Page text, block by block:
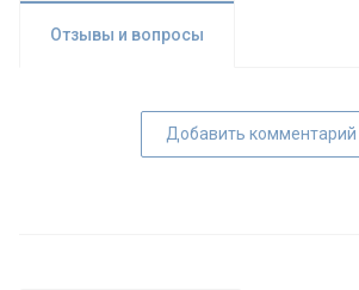
Отзывы и вопросы
Добавить комментарий